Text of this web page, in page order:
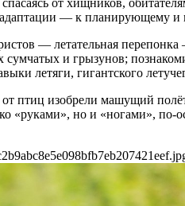
от хищников,
— к планирующему и
— летательная
и грызунов;
летяги, гигантского
птиц изобрели машущий
«руками», но и «ногами»,